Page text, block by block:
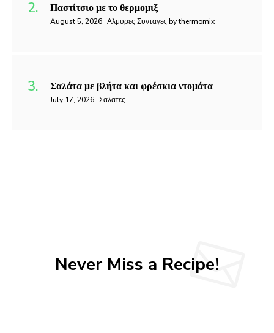
Παστίτσιο με το θερμομιξ
August 5, 2026 Αλμυρες Συνταγες by thermomix
Σαλάτα με βλήτα και φρέσκια ντομάτα
July 17, 2026 Σαλατες
Never Miss a Recipe!